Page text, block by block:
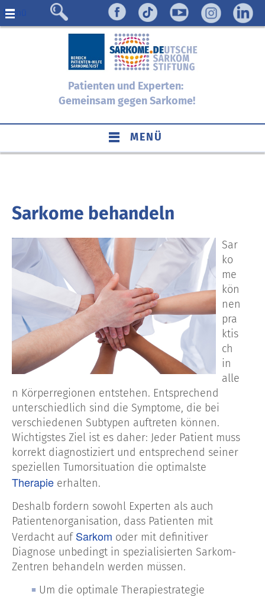
Menü
Patienten und Experten:
Gemeinsam gegen Sarkome!
MENÜ
Sarkome behandeln
Sar
ko
me
kön
nen
pra
ktis
ch
in
alle
n Körperregionen entstehen. Entsprechend
unterschiedlich sind die Symptome, die bei
verschiedenen Subtypen auftreten können.
Wichtigstes Ziel ist es daher: Jeder Patient muss
korrekt diagnostiziert und entsprechend seiner
speziellen Tumorsituation die optimalste
Therapie erhalten.
Deshalb fordern sowohl Experten als auch
Patientenorganisation, dass Patienten mit
Verdacht auf Sarkom oder mit definitiver
Diagnose unbedingt in spezialisierten Sarkom-
Zentren behandeln werden müssen.
Um die optimale Therapiestrategie